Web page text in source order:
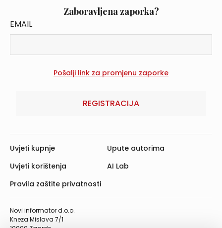
Zaboravljena zaporka?
EMAIL
REGISTRACIJA
Novi informator d.o.o.
Kneza Mislava 7/1
Uvjeti kupnje
Uvjeti korištenja
Pravila zaštite privatnosti
Upute autorima
AI Lab